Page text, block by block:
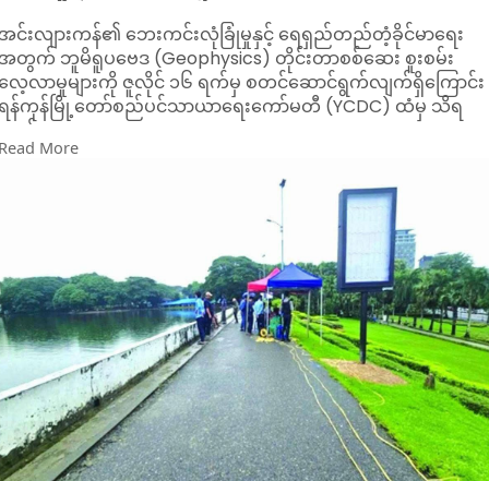
င်းလျားကန်၏ ဘေးကင်းလုံခြုံမှုနှင့် ရေရှည်တည်တံ့ခိုင်မာရေး
တွက် ဘူမိရူပဗေဒ (Geophysics) တိုင်းတာစစ်ဆေး စူးစမ်း
ေ့လာမှုများကို ဇူလိုင် ၁၆ ရက်မှ စတင်ဆောင်ရွက်လျက်ရှိကြောင်း
န်ကုန်မြို့တော်စည်ပင်သာယာရေးကော်မတီ (YCDC) ထံမှ သိရ
ည်။
ဆိုပါ လုပ်ငန်းကို YCDC အင်ဂျင်နီယာဌာန (ရေနှင့်သန့်ရှင်းမှု) က
ည်မြောင်းနှင့် ရေအသုံးချမှုစီမံခန့်ခွဲရေးဦးစီးဌာနမှ ပညာရှင်များ
င့် ပူးပေါင်း၍ ဆောင်ရွက်နေခြင်းဖြစ်ပြီး ကန်၏ မြေသားဖွဲ့စည်းပုံ
င့် တာတမံကြံ့ခိုင်မှုအခြေအနေများကို အသေးစိတ် တိုင်းတာ
စ်ဆေးလျက်ရှိကြောင်း သိရသည်။
စ်ဆေးလေ့လာမှုမှ ရရှိလာသည့် ရလဒ်များအပေါ် မူတည်၍
င်းလျားကန်၏ ဘေးကင်းလုံခြုံမှု၊ ကြံ့ခိုင်မှုနှင့် ရေရှည်တည်တံ့ရေး
တွက် လိုအပ်သည့် ပြုပြင်ထိန်းသိမ်းရေးလုပ်ငန်းများကို
က်လက်အကောင်အထည်ဖော် ဆောင်ရွက်သွားမည်ဖြစ်ကြောင်း
ရသည်။
More